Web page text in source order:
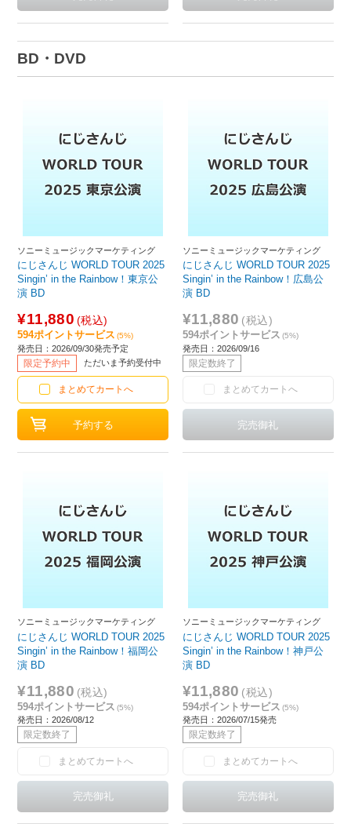
BD・DVD
ソニーミュージックマーケティング
にじさんじ WORLD TOUR 2025
Singin’ in the Rainbow！東京公
演 BD
¥11,880 (税込)
594ポイントサービス (5%)
発売日：2026/09/30発売予定
限定予約中 ただいま予約受付中
まとめてカートへ
ソニーミュージックマーケティング
にじさんじ WORLD TOUR 2025
Singin’ in the Rainbow！広島公
演 BD
¥11,880 (税込)
594ポイントサービス (5%)
発売日：2026/09/16
限定数終了
まとめてカートへ
ソニーミュージックマーケティング
にじさんじ WORLD TOUR 2025
Singin’ in the Rainbow！福岡公
演 BD
¥11,880 (税込)
594ポイントサービス (5%)
発売日：2026/08/12
限定数終了
まとめてカートへ
ソニーミュージックマーケティング
にじさんじ WORLD TOUR 2025
Singin’ in the Rainbow！神戸公
演 BD
¥11,880 (税込)
594ポイントサービス (5%)
発売日：2026/07/15発売
限定数終了
まとめてカートへ